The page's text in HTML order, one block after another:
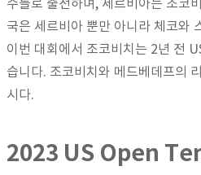
수들로 출전하며, 세르비아는 조코
국은 세르비아 뿐만 아니라 체코와
이번 대회에서 조코비치는 2년 전
습니다. 조코비치와 메드베데프의
시다.
2023 US Open